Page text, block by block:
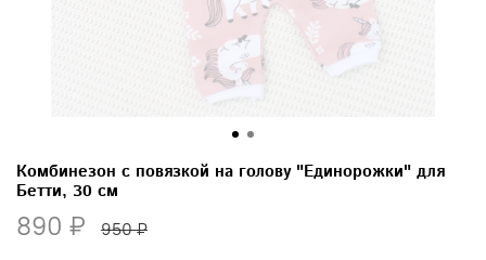
Комбинезон с повязкой на голову "Единорожки" для
Бетти, 30 см
890 ₽ 950 ₽